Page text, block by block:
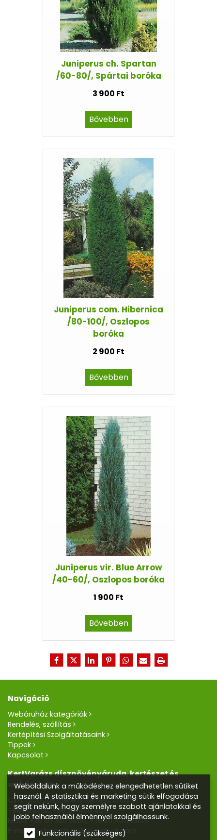
Juniperus ch. Spartan
/60-80/, Spártai boróka
3 900 Ft
Bővebben
Juniperus com. Hibernica
/80-100/, Oszlopos
boróka
2 900 Ft
Bővebben
Juniperus vir. Blue Arrow
/40-60/, Oszlopos boróka
1 900 Ft
Bővebben
Navigáció
Webáruház kategóriák
Rendelés, szállítás
Kertépítési Szolgáltatásaink
Tippek
Kapcsolat
KertVarázs dísznövényáruda, kertészet és
webáruház
Cím: 5100 Jászberény Kertész utca 5.
Telefon/Fax: +36 57 400 455
Mobil:+36 30 390 2856,+36 20 405 0405
E-mail:kertvarazs.online@gmail.com
Weboldalunk a működéshez elengedhetetlen sütiket
használ. A statisztikai és marketing sütik elfogadása
segít nekünk, hogy személyre szabott ajánlatokkal és
jobb felhasználói élménnyel szolgálhassunk.
Funkcionális (szükséges)